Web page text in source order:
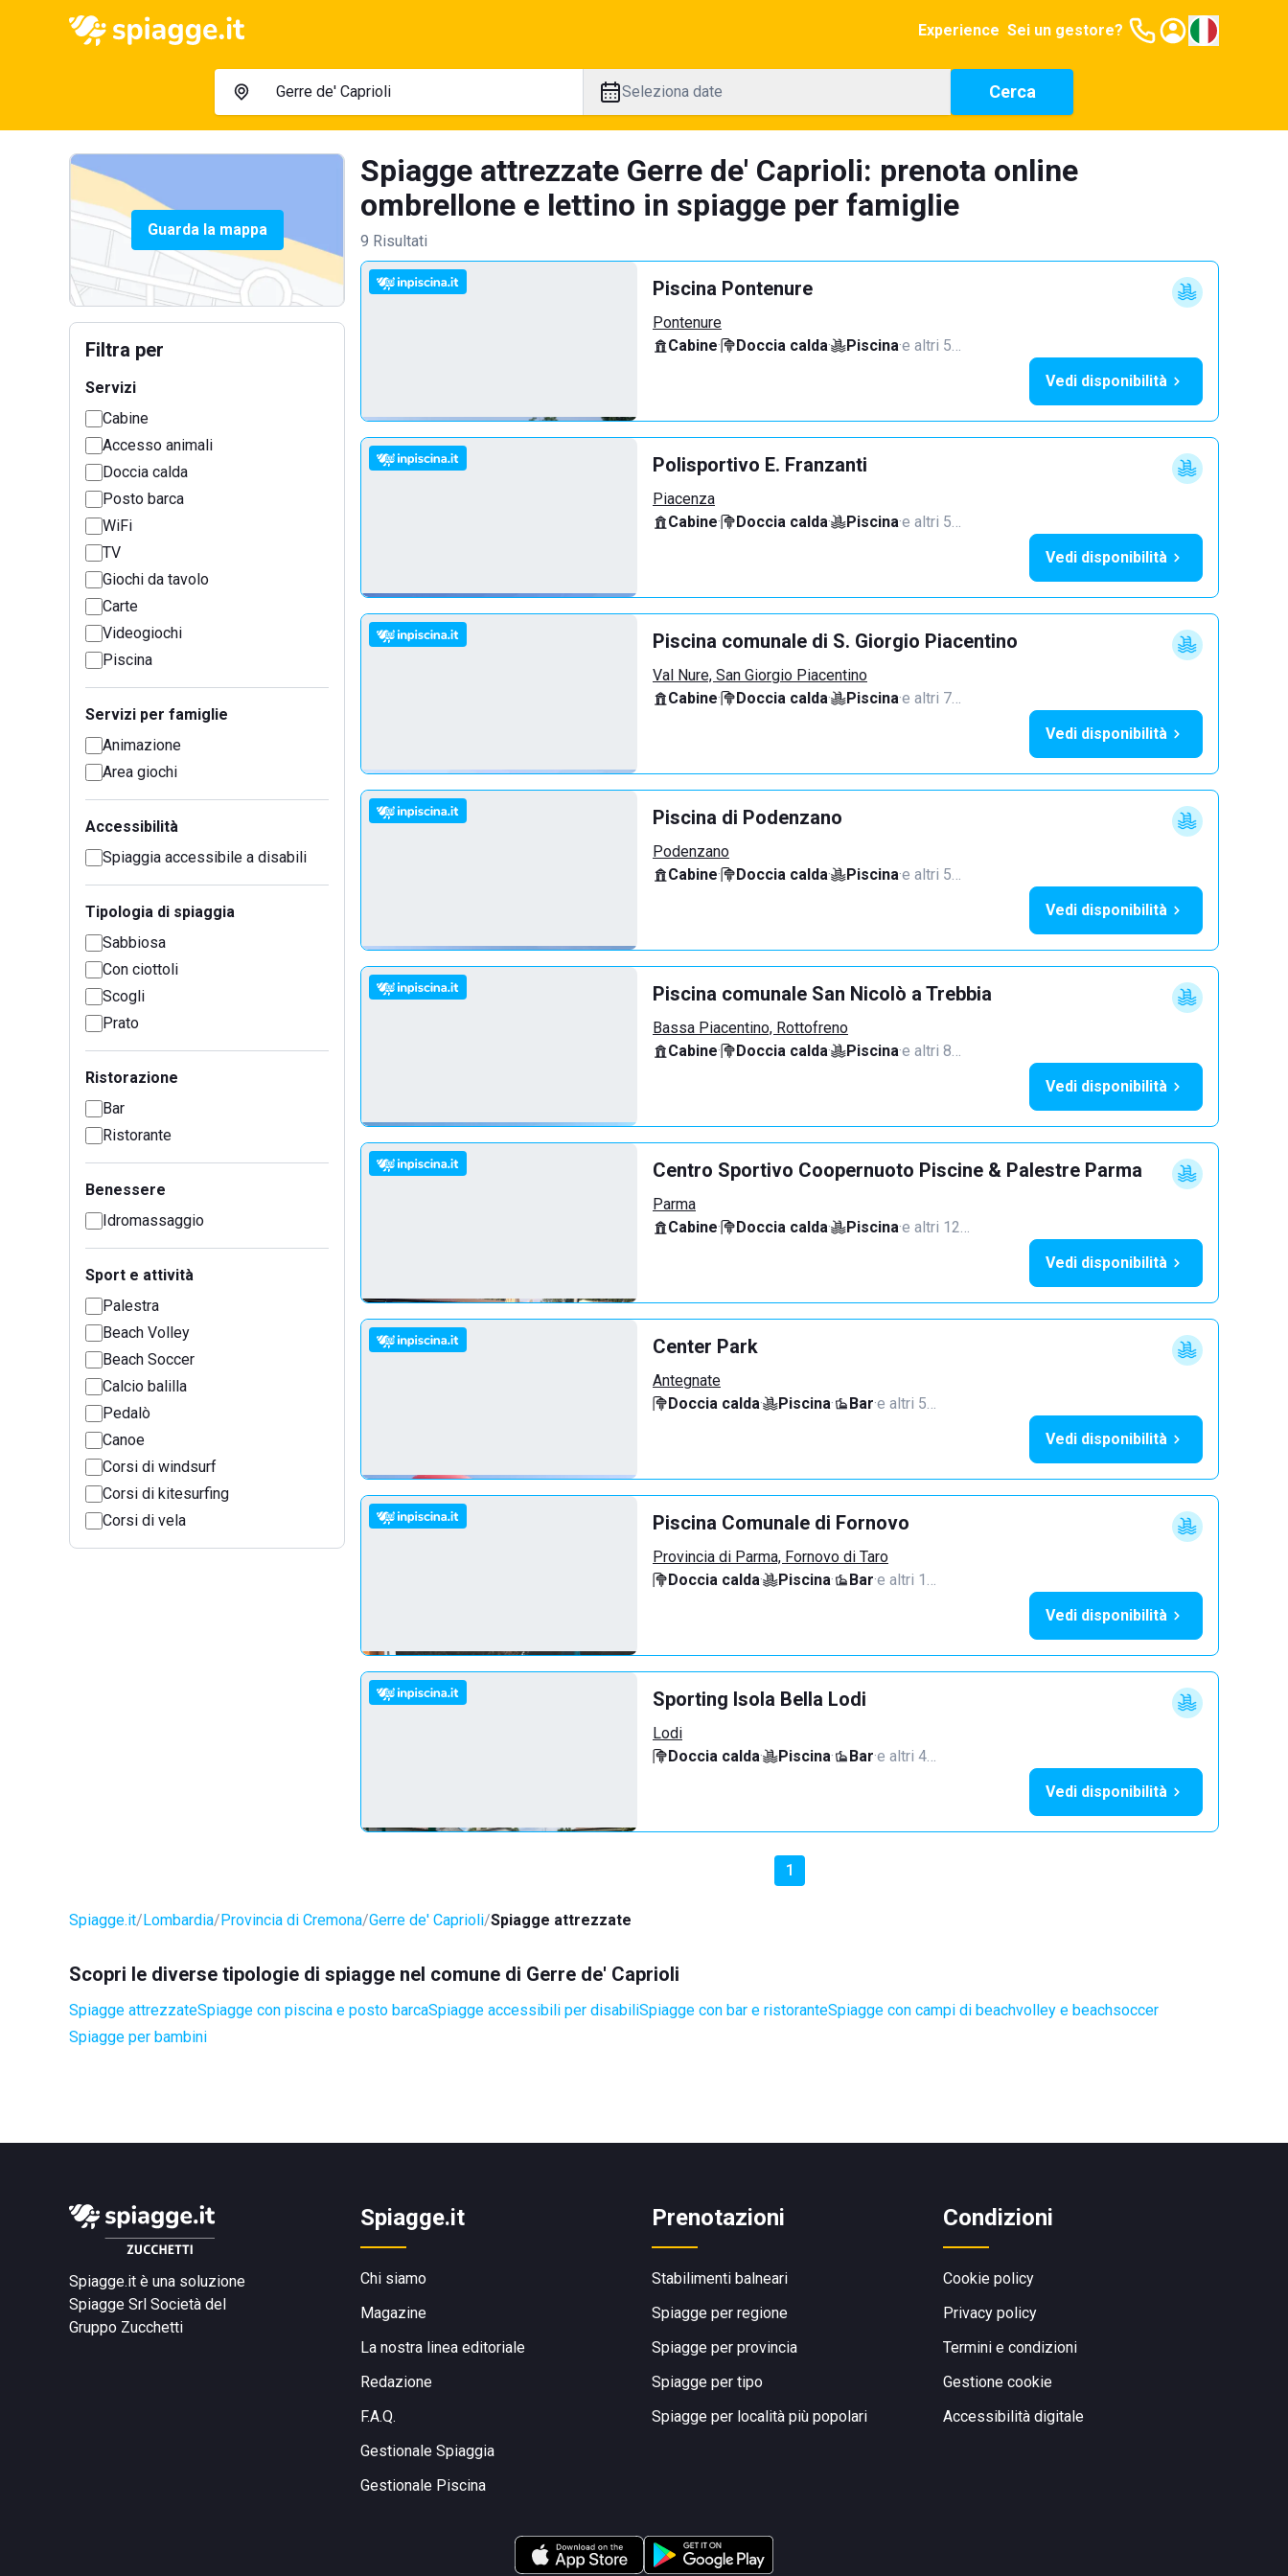
Experience Sei un gestore?
Seleziona date Cerca
Guarda la mappa
Filtra per
Servizi
Cabine
Accesso animali
Doccia calda
Posto barca
WiFi
TV
Giochi da tavolo
Carte
Videogiochi
Piscina
Servizi per famiglie
Animazione
Area giochi
Accessibilità
Spiaggia accessibile a disabili
Tipologia di spiaggia
Sabbiosa
Con ciottoli
Scogli
Prato
Ristorazione
Bar
Ristorante
Benessere
Idromassaggio
Sport e attività
Palestra
Beach Volley
Beach Soccer
Calcio balilla
Pedalò
Canoe
Corsi di windsurf
Corsi di kitesurfing
Corsi di vela
Spiagge attrezzate Gerre de' Caprioli: prenota online
ombrellone e lettino in spiagge per famiglie
9 Risultati
Piscina Pontenure
Pontenure
Cabine· Doccia calda· Piscina·e altri 5…
Vedi disponibilità
Polisportivo E. Franzanti
Piacenza
Cabine· Doccia calda· Piscina·e altri 5…
Vedi disponibilità
Piscina comunale di S. Giorgio Piacentino
Val Nure, San Giorgio Piacentino
Cabine· Doccia calda· Piscina·e altri 7…
Vedi disponibilità
Piscina di Podenzano
Podenzano
Cabine· Doccia calda· Piscina·e altri 5…
Vedi disponibilità
Piscina comunale San Nicolò a Trebbia
Bassa Piacentino, Rottofreno
Cabine· Doccia calda· Piscina·e altri 8…
Vedi disponibilità
Centro Sportivo Coopernuoto Piscine & Palestre Parma
Parma
Cabine· Doccia calda· Piscina·e altri 12…
Vedi disponibilità
Center Park
Antegnate
Doccia calda· Piscina· Bar·e altri 5…
Vedi disponibilità
Piscina Comunale di Fornovo
Provincia di Parma, Fornovo di Taro
Doccia calda· Piscina· Bar·e altri 1…
Vedi disponibilità
Sporting Isola Bella Lodi
Lodi
Doccia calda· Piscina· Bar·e altri 4…
Vedi disponibilità
1
Spiagge.it Lombardia Provincia di Cremona Gerre de' Caprioli Spiagge attrezzate
Scopri le diverse tipologie di spiagge nel comune di Gerre de' Caprioli
Spiagge attrezzateSpiagge con piscina e posto barcaSpiagge accessibili per disabiliSpiagge con bar e ristoranteSpiagge con campi di beachvolley e beachsoccer
Spiagge per bambini
Spiagge.it è una soluzione
Spiagge Srl Società del
Gruppo Zucchetti
Spiagge.it
Chi siamo
Magazine
La nostra linea editoriale
Redazione
F.A.Q.
Gestionale Spiaggia
Gestionale Piscina
Prenotazioni
Stabilimenti balneari
Spiagge per regione
Spiagge per provincia
Spiagge per tipo
Spiagge per località più popolari
Condizioni
Cookie policy
Privacy policy
Termini e condizioni
Gestione cookie
Accessibilità digitale